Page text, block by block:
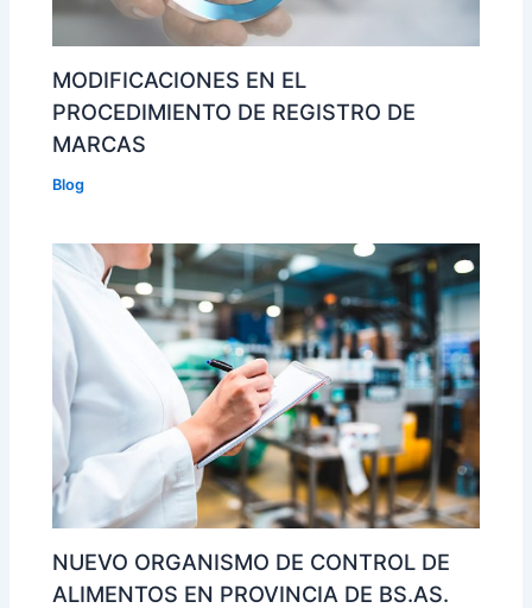
MODIFICACIONES EN EL
PROCEDIMIENTO DE REGISTRO DE
MARCAS
Blog
NUEVO ORGANISMO DE CONTROL DE
ALIMENTOS EN PROVINCIA DE BS.AS.